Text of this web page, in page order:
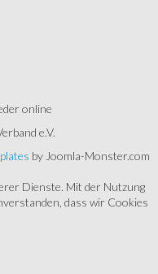
online
e.V.
by Joomla-Monster.com
Dienste. Mit der Nutzung
dass wir Cookies